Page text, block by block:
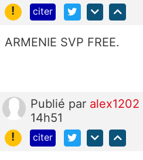
!
citer
ARMENIE SVP FREE.
Publié par alex1202
14h51
!
citer